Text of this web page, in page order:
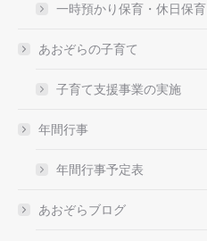
一時預かり保育・休日保育
あおぞらの子育て
子育て支援事業の実施
年間行事
年間行事予定表
あおぞらブログ